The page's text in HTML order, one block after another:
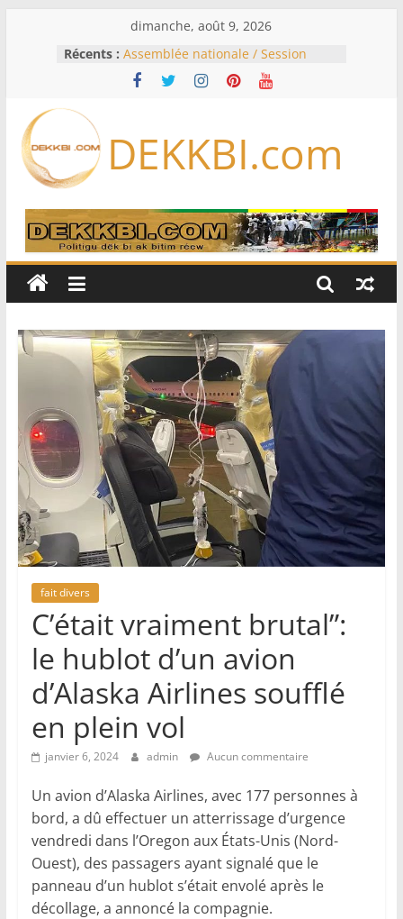
dimanche, août 9, 2026
Récents : Assemblée nationale / Session
extraordinaire: Six commissions
d’enquête à l’ordre du jour ce lundi
Bénin: Patrice Talon élu président
du Sénat, moins de trois mois
Pakistan et la Turquie signent un
accord de défense
RD Congo: Kinshasa interdit les
exportations de cuivre et de cobalt
production
DEKKBI.com
fait divers
C’était vraiment brutal”:
le hublot d’un avion
d’Alaska Airlines soufflé
en plein vol
janvier 6, 2024 admin Aucun commentaire
Un avion d’Alaska Airlines, avec 177 personnes à
bord, a dû effectuer un atterrissage d’urgence
vendredi dans l’Oregon aux États-Unis (Nord-
Ouest), des passagers ayant signalé que le
panneau d’un hublot s’était envolé après le
décollage, a annoncé la compagnie.